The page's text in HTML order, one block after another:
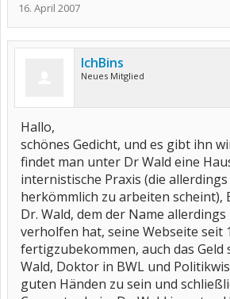
16. April 2007
IchBins
Neues Mitglied
Hallo,
schönes Gedicht, und es gibt ihn
findet man unter Dr Wald eine
internistische Praxis (die
herkömmlich zu arbeiten scheint),
Dr. Wald, dem der Name
verholfen hat, seine Webseite seit
fertigzubekommen, auch das Geld
Wald, Doktor in BWL und
guten Händen zu sein und